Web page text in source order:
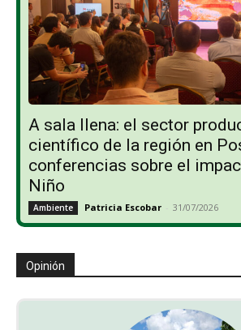
A sala llena: el sector
científico de la región en
conferencias sobre el
Niño
Ambiente Patricia Escobar - 31/07/2026
Opinión